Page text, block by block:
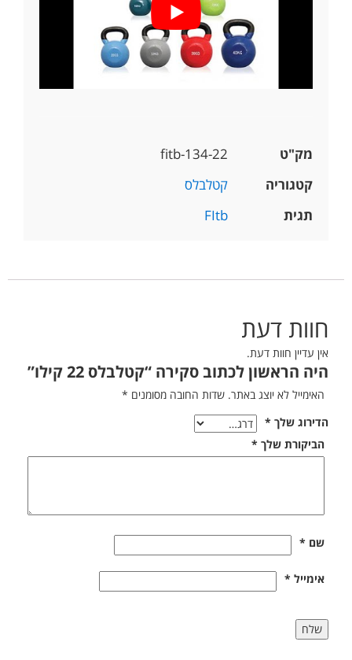
מק"ט
fitb-134-22
קטגוריה
קטלבלס
תגית
FItb
חוות דעת
אין עדיין חוות דעת.
היה הראשון לכתוב סקירה “קטלבלס 22 קילו”
האימייל לא יוצג באתר. שדות החובה מסומנים *
הדירוג שלך *
הביקורת שלך *
שם *
אימייל *